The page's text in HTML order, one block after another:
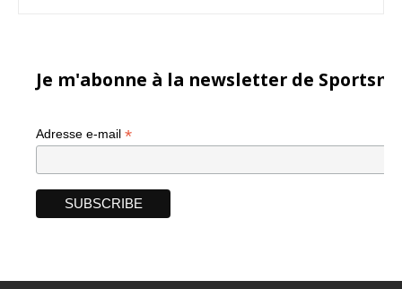
Je m'abonne à la newsletter de
Adresse e-mail *